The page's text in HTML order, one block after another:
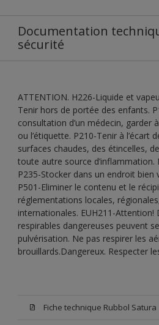
Documentation
sécurité
ATTENTION. H226-Liquide et
Tenir hors de portée des enfants.
consultation d’un médecin, garder
ou l’étiquette. P210-Tenir à l’écart
surfaces chaudes, des étincelles,
toute autre source d’inflammation.
P235-Stocker dans un endroit bien
P501-Eliminer le contenu et le
réglementations locales,
internationales. EUH211-
respirables dangereuses peuvent
pulvérisation. Ne pas respirer les
brouillards.Dangereux. Respecter
Fiche technique Rubbol Satura